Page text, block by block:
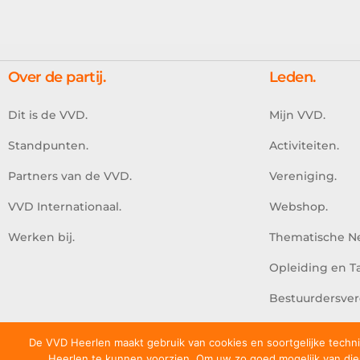
Over de partij.
Dit is de VVD.
Standpunten.
Partners van de VVD.
VVD Internationaal.
Werken bij.
Leden.
Mijn VVD.
Activiteiten.
Vereniging.
Webshop.
Thematische
Opleiding en
De VVD Heerlen maakt gebruik van cookies en soortgelijke